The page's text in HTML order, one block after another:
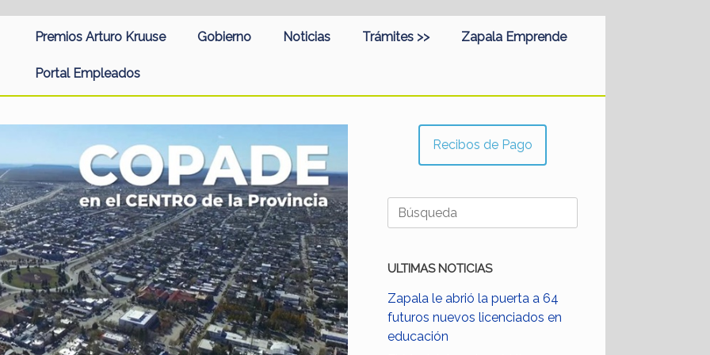
Premios Arturo Kruuse Gobierno Noticias Trámites >> Zapala Emprende
Portal Empleados
Recibos de Pago
Buscar:
ULTIMAS NOTICIAS
Zapala le abrió la puerta a 64
futuros nuevos licenciados en
educación